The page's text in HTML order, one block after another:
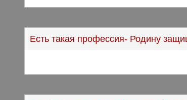
Есть такая профессия- Родину